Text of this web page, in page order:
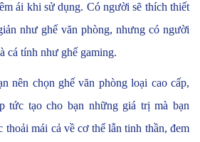
ái khi sử dụng. Có người sẽ thích thiết
như ghế văn phòng, nhưng có người
cá tính như ghế gaming.
nên chọn ghế văn phòng loại cao cấp,
tức tạo cho bạn những giá trị mà bạn
thoải mái cả về cơ thể lẫn tinh thần, đem